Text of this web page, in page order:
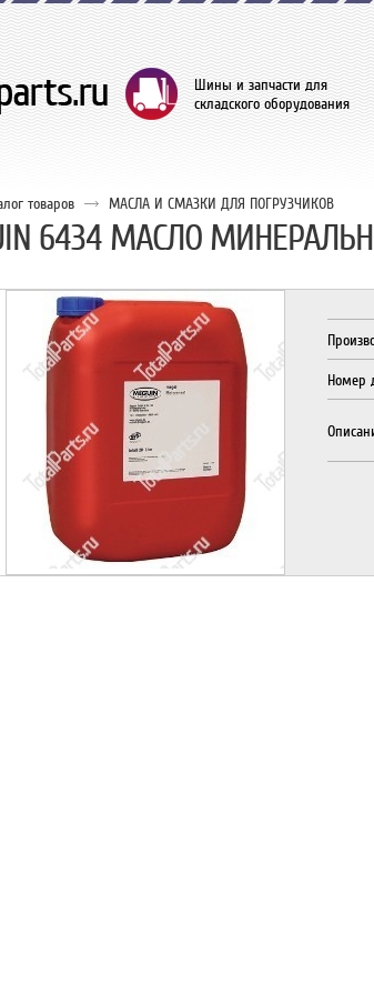
Шины и запчасти для
складского оборудования
товаров МАСЛА И СМАЗКИ ДЛЯ ПОГРУЗЧИКОВ
6434 МАСЛО
Номер